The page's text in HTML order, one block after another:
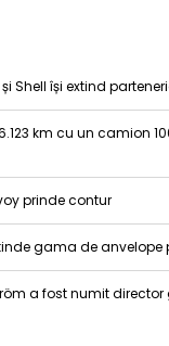
și Shell își extind
km cu un camion
prinde contur
gama de
a fost numit director